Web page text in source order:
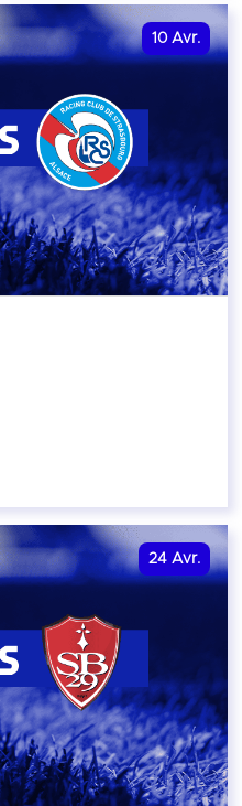
10 Avr.
24 Avr.